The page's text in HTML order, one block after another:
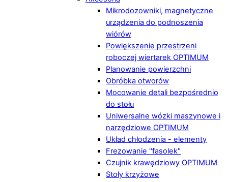
Mikrodozowniki, magnetyczne
urządzenia do podnoszenia
wiórów
Powiększenie przestrzeni
roboczej wiertarek OPTIMUM
Planowanie powierzchni
Obróbka otworów
Mocowanie detali bezpośrednio
do stołu
Uniwersalne wózki maszynowe i
narzędziowe OPTIMUM
Układ chłodzenia - elementy
Frezowanie "fasolek"
Czujnik krawędziowy OPTIMUM
Stoły krzyżowe